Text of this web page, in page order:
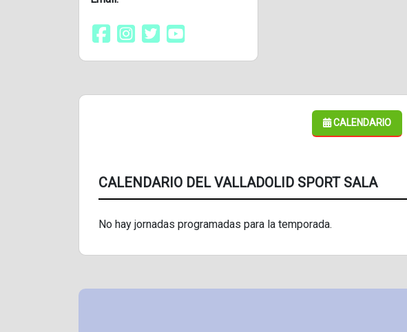
CALENDARIO
CALENDARIO DEL VALLADOLID SPORT SALA
No hay jornadas programadas para la temporada.